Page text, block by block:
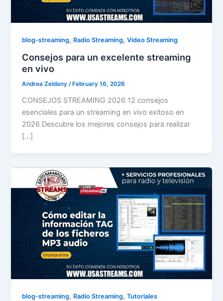
blog-streaming, Radio Streaming,Video Streaming
Consejos para un excelente streaming
en vivo
Andrea Zeldany/February 16, 2026
CONSEJOS STREAMING 2026 12 consejos
esenciales para un streaming en vivo exitoso en
2026 Descubre los mejores consejos para realizar
[…]
blog-streaming, Radio Streaming,Tutoriales